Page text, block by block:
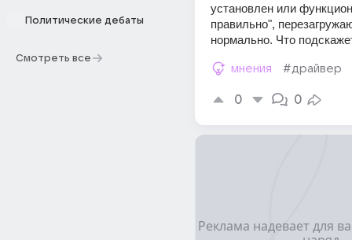
Политические дебаты
Смотреть все
установлен или
правильно",
нормально. Что
мнения #драйвер
0 0